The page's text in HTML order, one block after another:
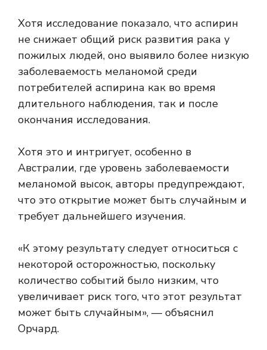
Хотя исследование показало, что аспирин
не снижает общий риск развития рака у
пожилых людей, оно выявило более низкую
заболеваемость меланомой среди
потребителей аспирина как во время
длительного наблюдения, так и после
окончания исследования.
Хотя это и интригует, особенно в
Австралии, где уровень заболеваемости
меланомой высок, авторы предупреждают,
что это открытие может быть случайным и
требует дальнейшего изучения.
«К этому результату следует относиться с
некоторой осторожностью, поскольку
количество событий было низким, что
увеличивает риск того, что этот результат
может быть случайным», — объяснил
Орчард.